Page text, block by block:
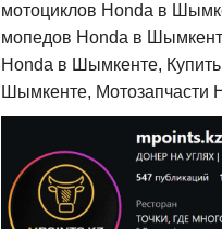
мотоциклов Honda в
мопедов Honda в
Honda в Шымкенте,
Шымкенте, Мотозапчасти